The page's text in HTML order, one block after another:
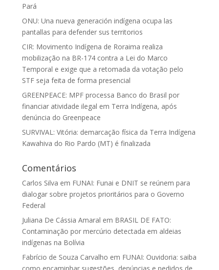
Pará
ONU: Una nueva generación indígena ocupa las
pantallas para defender sus territorios
CIR: Movimento Indígena de Roraima realiza
mobilização na BR-174 contra a Lei do Marco
Temporal e exige que a retomada da votação pelo
STF seja feita de forma presencial
GREENPEACE: MPF processa Banco do Brasil por
financiar atividade ilegal em Terra Indígena, após
denúncia do Greenpeace
SURVIVAL: Vitória: demarcação física da Terra Indígena
Kawahiva do Rio Pardo (MT) é finalizada
Comentários
Carlos Silva em FUNAI: Funai e DNIT se reúnem para
dialogar sobre projetos prioritários para o Governo
Federal
Juliana De Cássia Amaral em BRASIL DE FATO:
Contaminação por mercúrio detectada em aldeias
indígenas na Bolívia
Fabrício de Souza Carvalho em FUNAI: Ouvidoria: saiba